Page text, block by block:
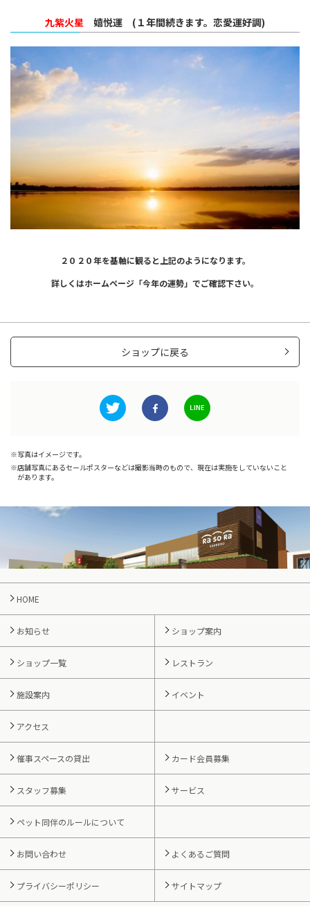
九紫火星 嬉悦運 (１年間続きます。恋愛運好調)
２０２０年を基軸に観ると上記のようになります。
詳しくはホームページ「今年の運勢」でご確認下さい。
ショップに戻る
写真はイメージです。
店舗写真にあるセールポスターなどは撮影当時のもので、現在は実施をしていないこと
があります。
HOME
お知らせ ショップ案内
ショップ一覧 レストラン
施設案内 イベント
アクセス
催事スペースの貸出 カード会員募集
スタッフ募集 サービス
ペット同伴のルールについて
お問い合わせ よくあるご質問
プライバシーポリシー サイトマップ